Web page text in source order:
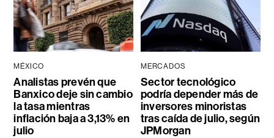
MÉXICO
Analistas prevén que
Banxico deje sin cambio
la tasa mientras
inflación baja a 3,13% en
julio
MERCADOS
Sector tecnológico
podría depender más de
inversores minoristas
tras caída de julio, según
JPMorgan